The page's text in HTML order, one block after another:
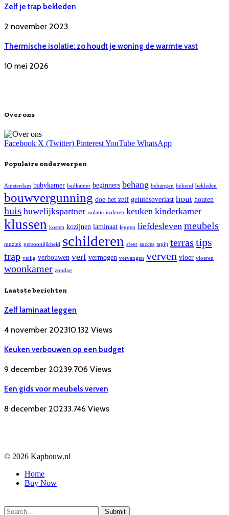
Zelf je trap bekleden
2 november 2023
Thermische isolatie: zo houdt je woning de warmte vast
10 mei 2026
Over ons
Facebook X (Twitter) PinterestYouTube WhatsApp
Populaire onderwerpen
Amsterdam babykamer badkamer beginners behang behangen bekend bekleden
bouwvergunning doe het zelf geluidsoverlast hout houten
huis huwelijkspartner isolatie isoleren keuken kinderkamer
klussen kosten kozijnen laminaat leggen liefdesleven meubels
muziek persoonlijkheid schilderen sfeer succes tapijt terras tips
trap veilig verbouwen verf vermogen vervangen verven vloer vloeren
woonkamer zondag
Laatste berichten
Zelf laminaat leggen
4 november 202310.132 Views
Keuken verbouwen op een budget
9 december 20239.706 Views
Een gids voor meubels verven
8 december 20233.746 Views
© 2026 Kapbouw.nl
Home
Buy Now
Submit